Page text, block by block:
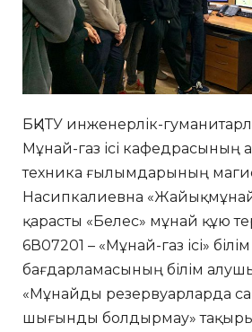
БҚИТУ инженерлік-
Мұнай-газ ісі кафедрасының
техника ғылымдарының
Насипкалиевна
қарасты «Белес» мұнай құю
6В07201 – «Мұнай-газ ісі»
бағдарламасының білім
«Мұнайды резервуарларда
шығынды болдырмау»